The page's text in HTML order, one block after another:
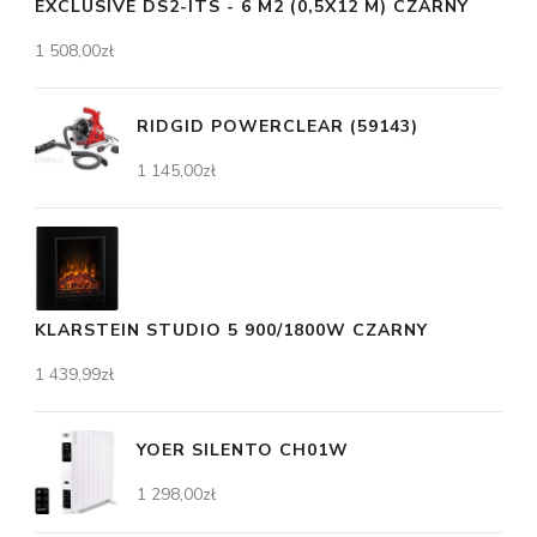
EXCLUSIVE DS2-ITS - 6 M2 (0,5X12 M) CZARNY
1 508,00zł
RIDGID POWERCLEAR (59143)
1 145,00zł
KLARSTEIN STUDIO 5 900/1800W CZARNY
1 439,99zł
YOER SILENTO CH01W
1 298,00zł